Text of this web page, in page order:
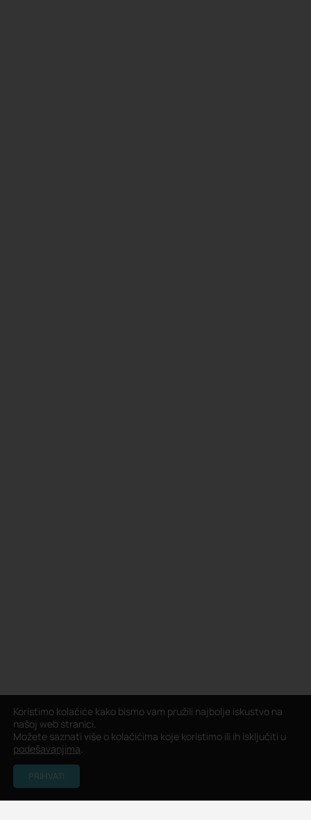
Koristimo kolačiće kako bismo vam pružili najbolje iskustvo na
našoj web stranici.
Možete saznati više o kolačićima koje koristimo ili ih isključiti u
podešavanjima.
PRIHVATI